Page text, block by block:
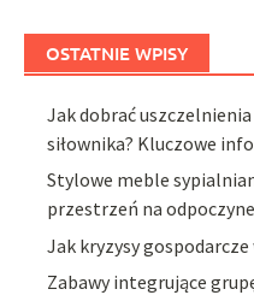
OSTATNIE WPISY
Jak dobrać
siłownika? Kluczowe
Stylowe meble
przestrzeń na
Jak kryzysy gospodarcze
Zabawy integrujące